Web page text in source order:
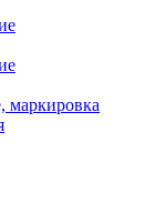
маркировка